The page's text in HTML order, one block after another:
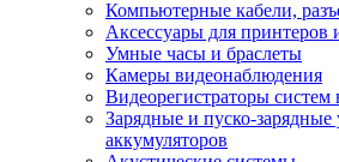
Компьютерные кабели,
Аксессуары для
Умные часы и браслеты
Камеры видеонаблюдения
Видеорегистраторы
Зарядные и пуско-зарядные
аккумуляторов